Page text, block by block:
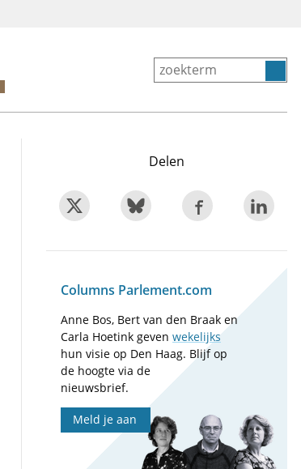
Delen
Columns Parlement.com
Anne Bos, Bert van den Braak en
Carla Hoetink gevenwekelijks
hun visie op Den Haag. Blijf op
de hoogte via de
nieuwsbrief.
Meld je aan